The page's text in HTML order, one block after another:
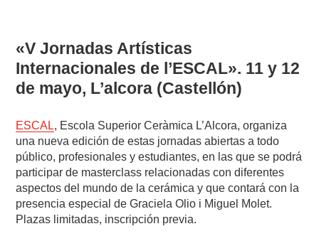
«V Jornadas Artísticas
Internacionales de l’ESCAL». 11 y 12
de mayo, L’alcora (Castellón)
ESCAL, Escola Superior Ceràmica L’Alcora, organiza
una nueva edición de estas jornadas abiertas a todo
público, profesionales y estudiantes, en las que se podrá
participar de masterclass relacionadas con diferentes
aspectos del mundo de la cerámica y que contará con la
presencia especial de Graciela Olio i Miguel Molet.
Plazas limitadas, inscripción previa.